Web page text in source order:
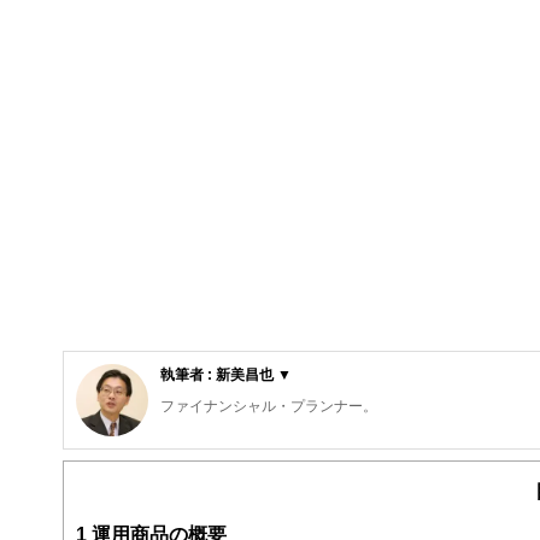
執筆者 : 新美昌也 ▼
ファイナンシャル・プランナー。
ライフプラン・キャッシュフロー分析に基づいた家計相
入院・介護のお金」（技術評論社）がある。
1 運用商品の概要